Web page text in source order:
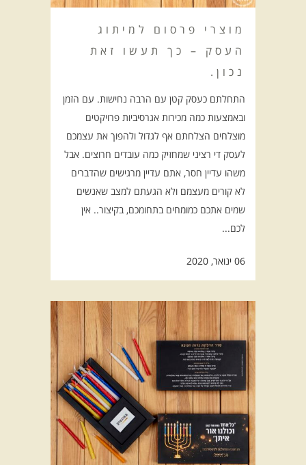
מוצרי פרסום למיתוג
העסק – כך תעשו זאת
נכון.
התחלתם כעסק קטן עם הרבה נחישות. עם הזמן
ובאמצעות כמה מכירות אגרסיביות פרויקטים
מוצלחים הצלחתם אף לגדול ולהפוך את עצמכם
לעסק די רציני שמחזיק כמה עובדים חרוצים. אבל
משהו עדיין חסר, אתם עדיין מרגישים שהדברים
לא קורים מעצמם ולא הגעתם למצב שאנשים
שמים אתכם כמומחים בתחומכם, בקיצור.. אין
לכם...
06 ינואר, 2020